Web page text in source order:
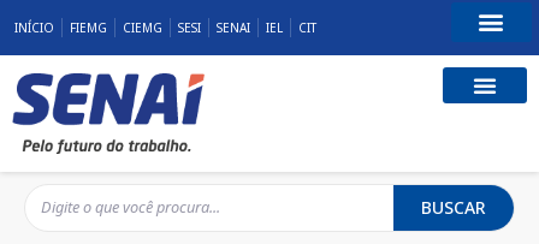
INÍCIO FIEMG CIEMG SESI SENAI IEL CIT
BUSCAR